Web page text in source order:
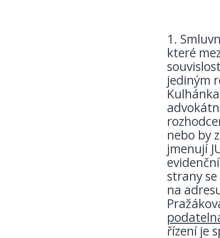
1.
které
jediným
nebo by
jmenují
strany
na
řízení je